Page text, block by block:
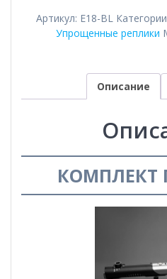
Артикул: E18-BL
Упрощенные реплики
Описание
КОМПЛЕКТ